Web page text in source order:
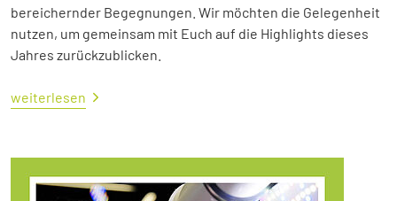
bereichernder Begegnungen. Wir möchten die Gelegenheit
nutzen, um gemeinsam mit Euch auf die Highlights dieses
Jahres zurückzublicken.
weiterlesen